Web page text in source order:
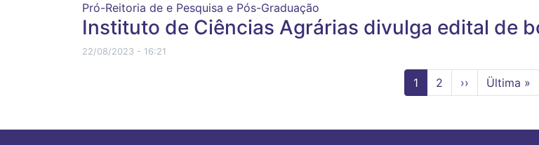
Pró-Reitoria de e Pesquisa e Pós-Graduação
Instituto de Ciências Agrárias divulga edital de
22/08/2023 - 16:21
Página
atual
1 Page
2
Próxima
página
››
Última
página
Ültima »